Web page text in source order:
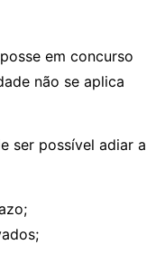
em concurso
não se aplica
ser possível adiar a